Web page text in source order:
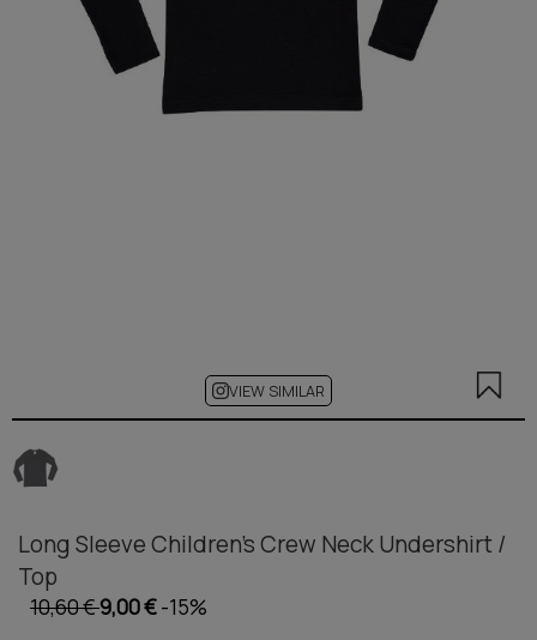
VIEW SIMILAR
Long Sleeve Children's Crew Neck Undershirt /
Top
10,60 €9,00 €-15%